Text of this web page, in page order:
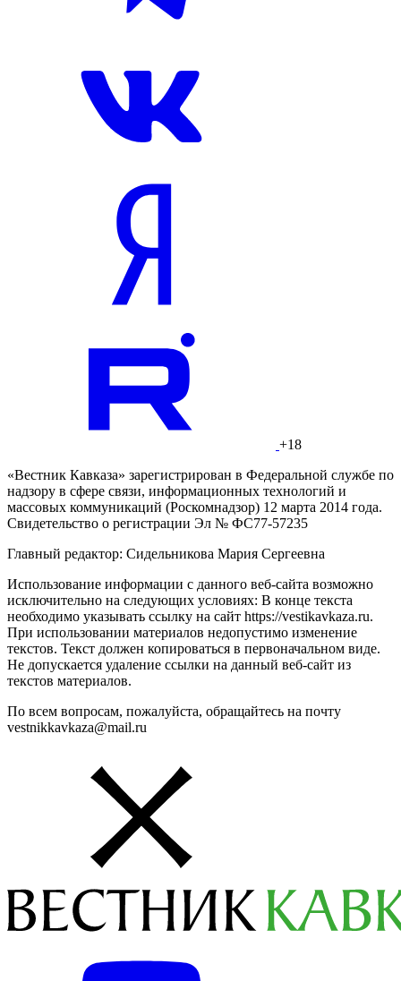
+18
«Вестник Кавказа» зарегистрирован в Федеральной службе по
надзору в сфере связи, информационных технологий и
массовых коммуникаций (Роскомнадзор) 12 марта 2014 года.
Свидетельство о регистрации Эл № ФС77-57235
Главный редактор: Сидельникова Мария Сергеевна
Использование информации с данного веб-сайта возможно
исключительно на следующих условиях: В конце текста
необходимо указывать ссылку на сайт https://vestikavkaza.ru.
При использовании материалов недопустимо изменение
текстов. Текст должен копироваться в первоначальном виде.
Не допускается удаление ссылки на данный веб-сайт из
текстов материалов.
По всем вопросам, пожалуйста, обращайтесь на почту
vestnikkavkaza@mail.ru